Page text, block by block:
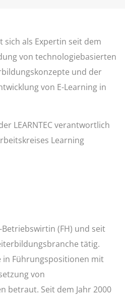
sich als Expertin seit dem
von technologiebasierten
und der
von E-Learning in
LEARNTEC verantwortlich
Learning
(FH) und seit
tätig.
in Führungspositionen mit
von
betraut. Seit dem Jahr 2000